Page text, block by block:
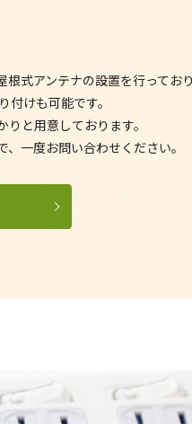
式アンテナの設置を行ってお
付けも可能です。
りと用意しております。
、一度お問い合わせください。